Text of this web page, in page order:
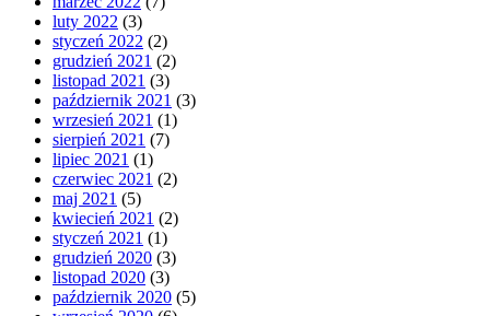
luty 2022 (3)
styczeń 2022 (2)
grudzień 2021 (2)
listopad 2021 (3)
październik 2021 (3)
wrzesień 2021 (1)
sierpień 2021 (7)
lipiec 2021 (1)
czerwiec 2021 (2)
maj 2021 (5)
kwiecień 2021 (2)
styczeń 2021 (1)
grudzień 2020 (3)
listopad 2020 (3)
październik 2020 (5)